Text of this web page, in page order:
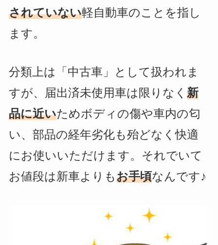
されていない軽自動車のことを指し
ます。
分類上は「中古車」として扱われま
すが、届出済未使用車は限りなく 新
品に近いためボディの傷や車内の匂
い、部品の経年劣化も殆どなく快適
にお使いいただけます。それでいて
お値段は新車よりもお手頃なんです♪